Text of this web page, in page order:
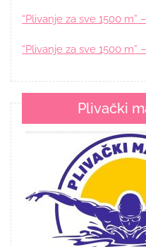
“Plivanje za sve 1500
“Plivanje za sve 1500 m”
Plivački